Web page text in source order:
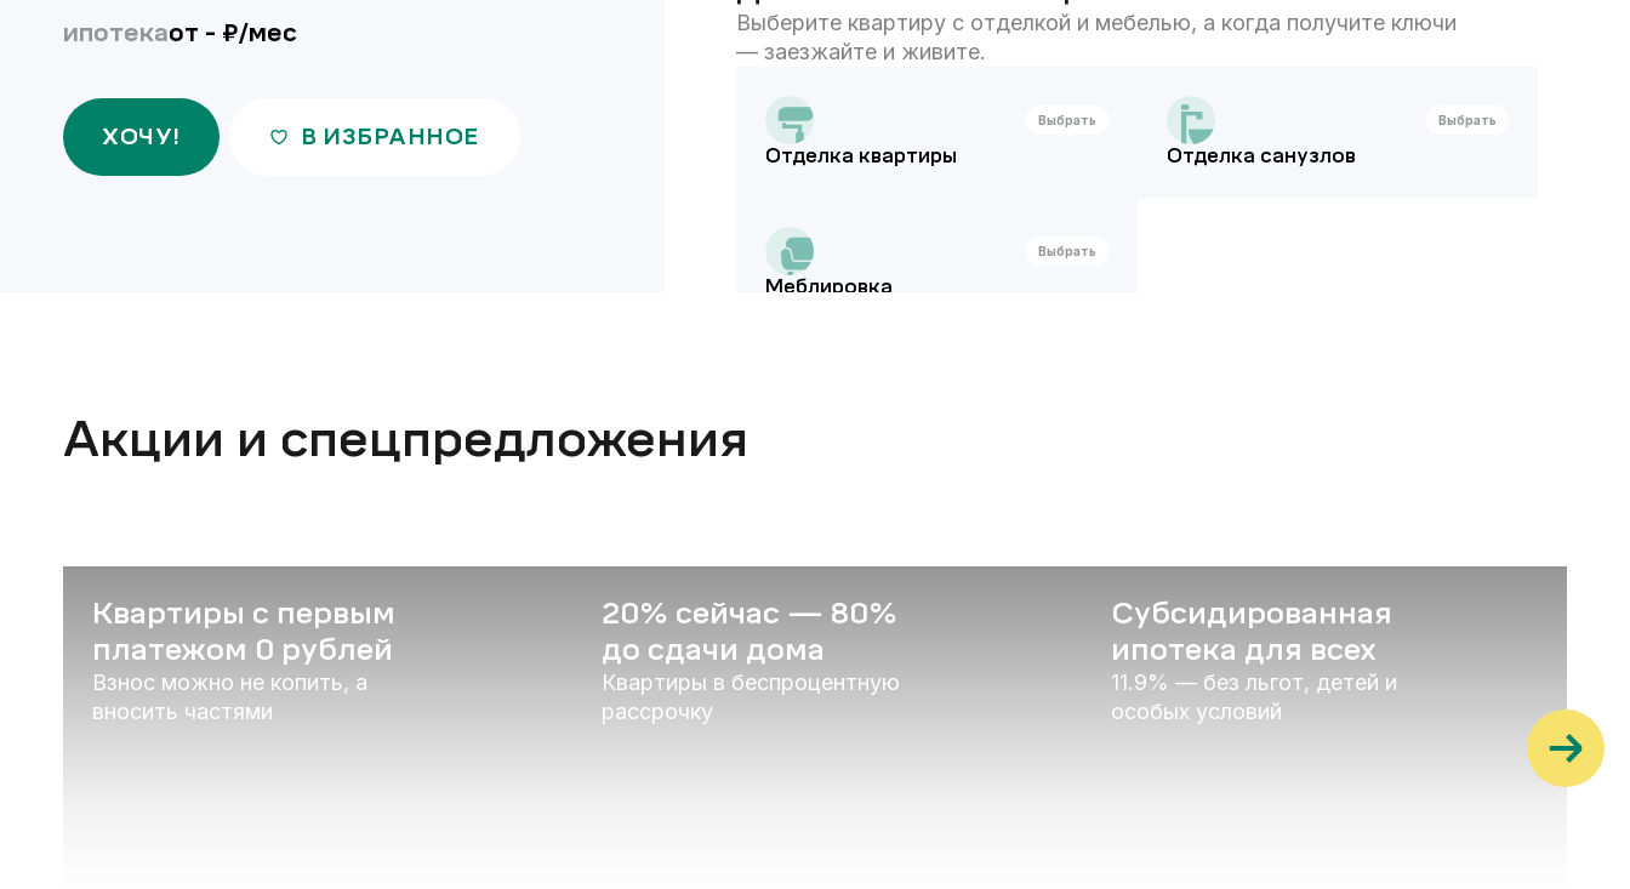
ипотекаот - ₽/мес
ХОЧУ! В ИЗБРАННОЕ
Выберите квартиру с отделкой и мебелью, а когда получите ключи
— заезжайте и живите.
Выбрать
Отделка квартиры
Выбрать
Отделка санузлов
Выбрать
Меблировка
Акции и спецпредложения
Квартиры с первым
платежом 0 рублей
Взнос можно не копить, а
вносить частями
20% сейчас — 80%
до сдачи дома
Квартиры в беспроцентную
рассрочку
Субсидированная
ипотека для всех
11.9% — без льгот, детей и
особых условий